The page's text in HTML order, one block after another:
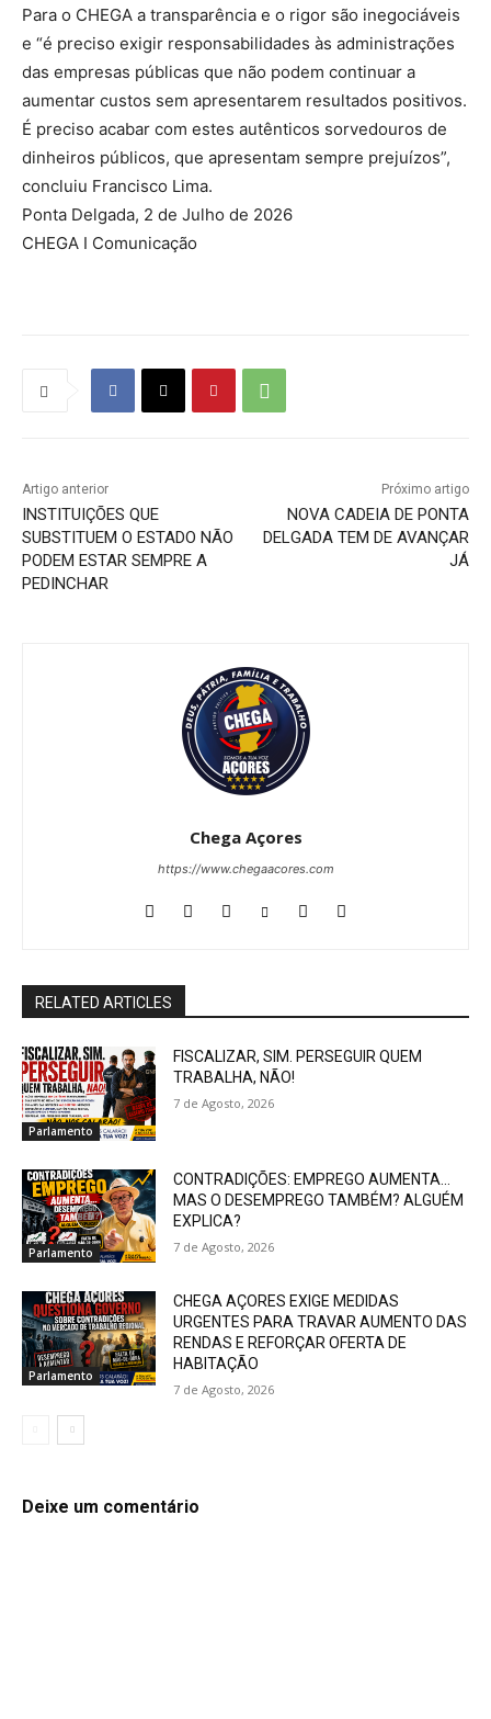
Para o CHEGA a transparência e o rigor são inegociáveis
e “é preciso exigir responsabilidades às administrações
das empresas públicas que não podem continuar a
aumentar custos sem apresentarem resultados positivos.
É preciso acabar com estes autênticos sorvedouros de
dinheiros públicos, que apresentam sempre prejuízos”,
concluiu Francisco Lima.
Ponta Delgada, 2 de Julho de 2026
CHEGA I Comunicação
Artigo anterior
INSTITUIÇÕES QUE
SUBSTITUEM O ESTADO NÃO
PODEM ESTAR SEMPRE A
PEDINCHAR
Próximo artigo
NOVA CADEIA DE PONTA
DELGADA TEM DE AVANÇAR
JÁ
Chega Açores
https://www.chegaacores.com
RELATED ARTICLES
Parlamento
FISCALIZAR, SIM. PERSEGUIR QUEM
TRABALHA, NÃO!
7 de Agosto, 2026
Parlamento
CONTRADIÇÕES: EMPREGO AUMENTA…
MAS O DESEMPREGO TAMBÉM? ALGUÉM
EXPLICA?
7 de Agosto, 2026
Parlamento
CHEGA AÇORES EXIGE MEDIDAS
URGENTES PARA TRAVAR AUMENTO DAS
RENDAS E REFORÇAR OFERTA DE
HABITAÇÃO
7 de Agosto, 2026
Deixe um comentário